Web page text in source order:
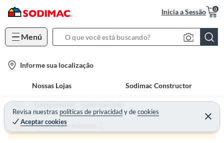
Inicia a Sessão 0
Menú
S
c
h
B
r
a
o
Informe sua localização
Nossas Lojas Sodimac Constructor
Revisa nuestras políticas de privacidadydecookies
Aceptar cookies
Home Especial Sodimac - Outlet Iluminação
Produto sem estoque :(